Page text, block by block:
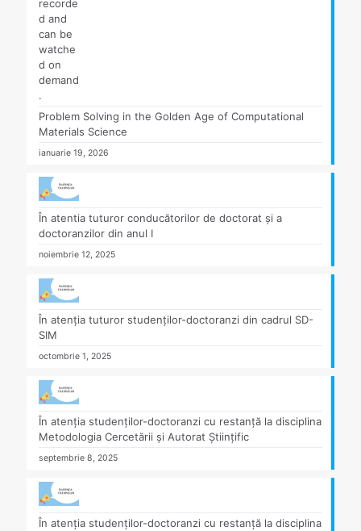
Problem Solving in the Golden Age of Computational
Materials Science
ianuarie 19, 2026
În atentia tuturor conducătorilor de doctorat și a
doctoranzilor din anul I
noiembrie 12, 2025
În atenția tuturor studenților-doctoranzi din cadrul SD-
SIM
octombrie 1, 2025
În atenția studenților-doctoranzi cu restanță la disciplina
Metodologia Cercetării și Autorat Științific
septembrie 8, 2025
În atenția studenților-doctoranzi cu restanță la disciplina